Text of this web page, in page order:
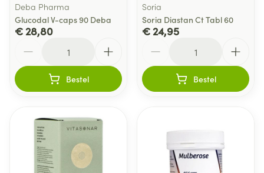
Deba Pharma
Glucodal V-caps 90 Deba
€ 28,80
Bestel
Soria
Soria Diastan Ct Tabl 60
€ 24,95
Bestel